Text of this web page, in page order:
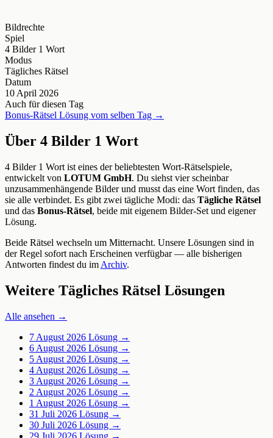
Bildrechte
Spiel
4 Bilder 1 Wort
Modus
Tägliches Rätsel
Datum
10 April 2026
Auch für diesen Tag
Bonus-Rätsel Lösung vom selben Tag →
Über 4 Bilder 1 Wort
4 Bilder 1 Wort ist eines der beliebtesten Wort-Rätselspiele,
entwickelt von LOTUM GmbH. Du siehst vier scheinbar
unzusammenhängende Bilder und musst das eine Wort finden, das
sie alle verbindet. Es gibt zwei tägliche Modi: das Tägliche Rätsel
und das Bonus-Rätsel, beide mit eigenem Bilder-Set und eigener
Lösung.
Beide Rätsel wechseln um Mitternacht. Unsere Lösungen sind in
der Regel sofort nach Erscheinen verfügbar — alle bisherigen
Antworten findest du im Archiv.
Weitere Tägliches Rätsel Lösungen
Alle ansehen →
7 August 2026 Lösung →
6 August 2026 Lösung →
5 August 2026 Lösung →
4 August 2026 Lösung →
3 August 2026 Lösung →
2 August 2026 Lösung →
1 August 2026 Lösung →
31 Juli 2026 Lösung →
30 Juli 2026 Lösung →
29 Juli 2026 Lösung →